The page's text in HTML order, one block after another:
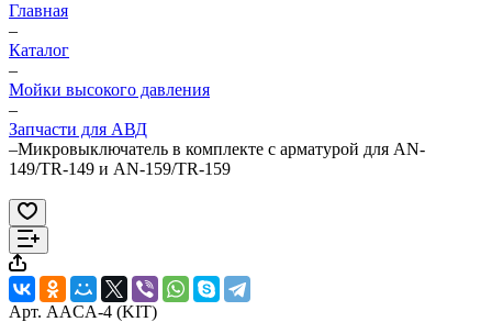
Главная
–
Каталог
–
Мойки высокого давления
–
Запчасти для АВД
–Микровыключатель в комплекте с арматурой для AN-
149/TR-149 и AN-159/TR-159
Арт. AACA-4 (KIT)